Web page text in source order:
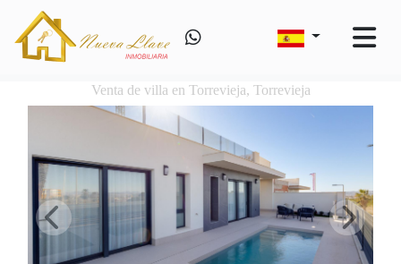
Venta de villa en Torrevieja, Torrevieja